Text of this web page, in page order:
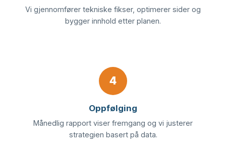
Vi gjennomfører tekniske fikser, optimerer sider og
bygger innhold etter planen.
4
Oppfølging
Månedlig rapport viser fremgang og vi justerer
strategien basert på data.